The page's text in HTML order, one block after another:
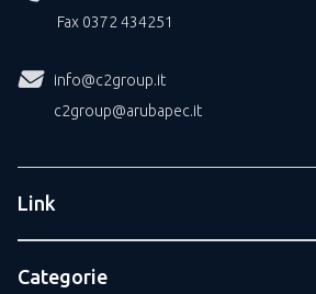
Fax 0372 434251
info@c2group.it
c2group@arubapec.it
Link
Categorie